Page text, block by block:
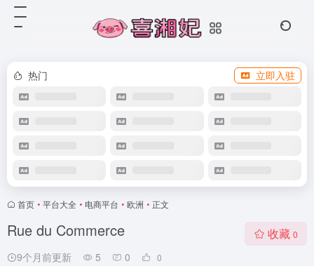
热门 立即入驻
首页 • 平台大全 • 电商平台 • 欧洲 • 正文
Rue du Commerce
9个月前更新 5 0 0
收藏 0